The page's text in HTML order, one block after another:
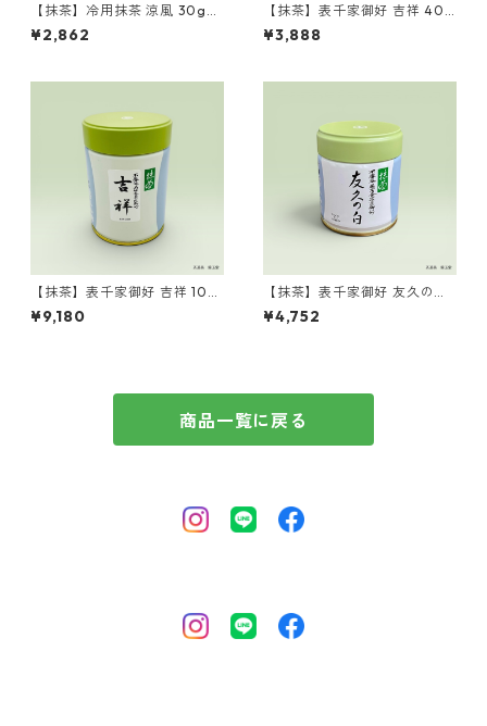
【抹茶】冷用抹茶 涼風 30g
缶 山政小山園製 ／Matcha
Ryofu 30g
¥2,862
【抹茶】表千家御好 吉祥 40g
缶 丸久小山園製 ／Matcha
Kissho 40g
¥3,888
【抹茶】表千家御好 吉祥 100
g缶 丸久小山園製 ／Matcha
Kissho 100g
¥9,180
【抹茶】表千家御好 友久の白
40g缶 丸久小山園製 ／Matc
ha Yukyu no shiro 40g
¥4,752
商品一覧に戻る